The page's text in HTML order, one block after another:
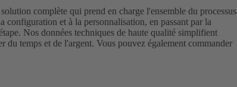
complète qui prend en charge l'ensemble du processus
et à la personnalisation, en passant par la
Nos données techniques de haute qualité simplifient
temps et de l'argent. Vous pouvez également commander